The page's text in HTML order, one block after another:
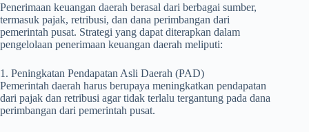
Penerimaan keuangan daerah berasal dari berbagai sumber,
termasuk pajak, retribusi, dan dana perimbangan dari
pemerintah pusat. Strategi yang dapat diterapkan dalam
pengelolaan penerimaan keuangan daerah meliputi:
1. Peningkatan Pendapatan Asli Daerah (PAD)
Pemerintah daerah harus berupaya meningkatkan pendapatan
dari pajak dan retribusi agar tidak terlalu tergantung pada dana
perimbangan dari pemerintah pusat.